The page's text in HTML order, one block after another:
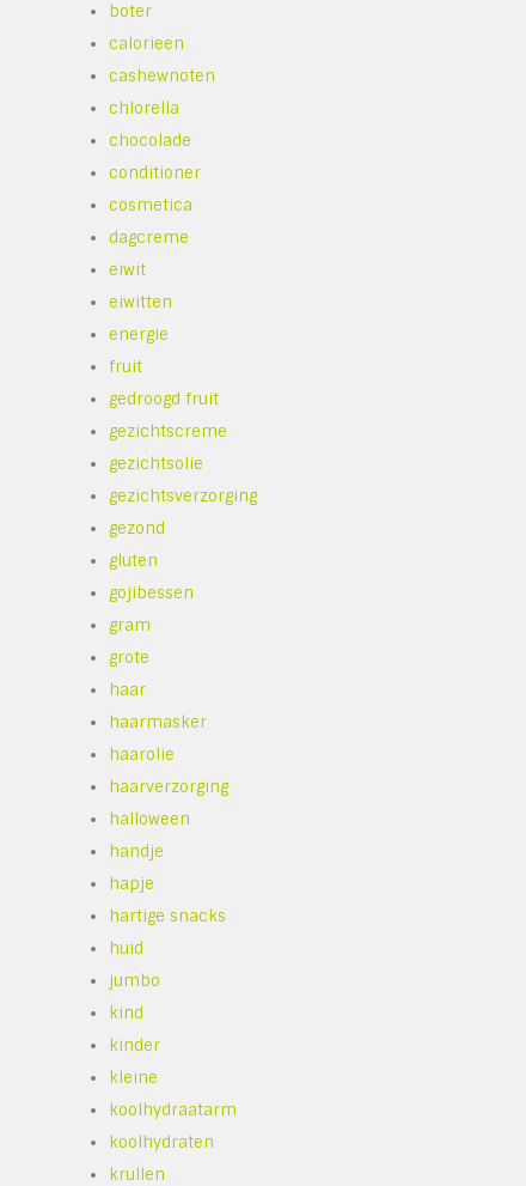
boter
calorieen
cashewnoten
chlorella
chocolade
conditioner
cosmetica
dagcreme
eiwit
eiwitten
energie
fruit
gedroogd fruit
gezichtscreme
gezichtsolie
gezichtsverzorging
gezond
gluten
gojibessen
gram
grote
haar
haarmasker
haarolie
haarverzorging
halloween
handje
hapje
hartige snacks
huid
jumbo
kind
kinder
kleine
koolhydraatarm
koolhydraten
krullen